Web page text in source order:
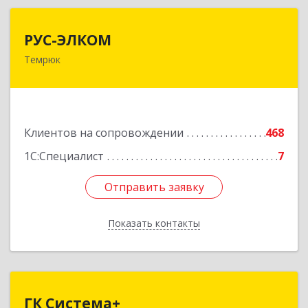
РУС-ЭЛКОМ
Темрюк
Клиентов на сопровождении
468
1С:Специалист
7
Отправить заявку
Показать контакты
353500, Краснодарский край, Темрюкский р-н,
Отправить заявку
Назад
ГК Система+